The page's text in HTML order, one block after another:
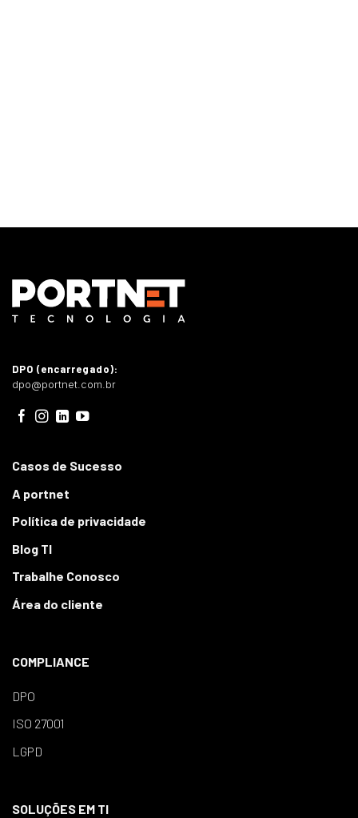
DPO (encarregado):
dpo@portnet.com.br
Casos de Sucesso
A portnet
Política de privacidade
Blog TI
Trabalhe Conosco
Área do cliente
COMPLIANCE
DPO
ISO 27001
LGPD
SOLUÇÕES EM TI